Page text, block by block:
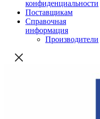
конфиденциальности
Поставщикам
Справочная
информация
Производители